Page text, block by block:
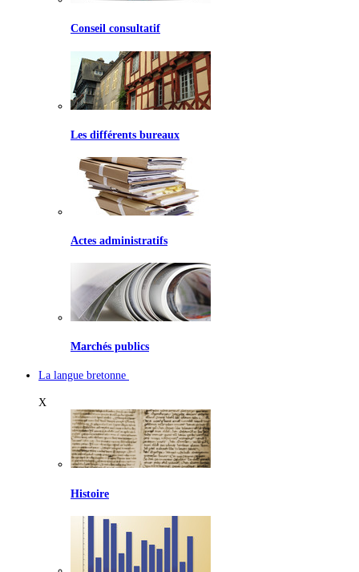
Conseil consultatif
Les différents bureaux
Actes administratifs
Marchés publics
La langue bretonne
X
Histoire